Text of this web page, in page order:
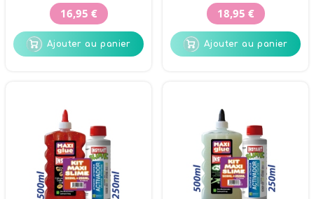
16,95 €
Ajouter au panier
18,95 €
Ajouter au panier